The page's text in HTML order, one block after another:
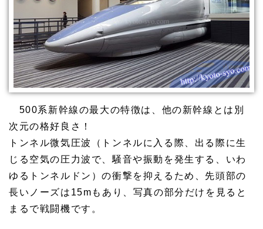
500系新幹線の最大の特徴は、他の新幹線とは別
次元の格好良さ！
トンネル微気圧波（トンネルに入る際、出る際に生
じる空気の圧力波で、騒音や振動を発生する、いわ
ゆるトンネルドン）の衝撃を抑えるため、先頭部の
長いノーズは15mもあり、写真の部分だけを見ると
まるで戦闘機です。